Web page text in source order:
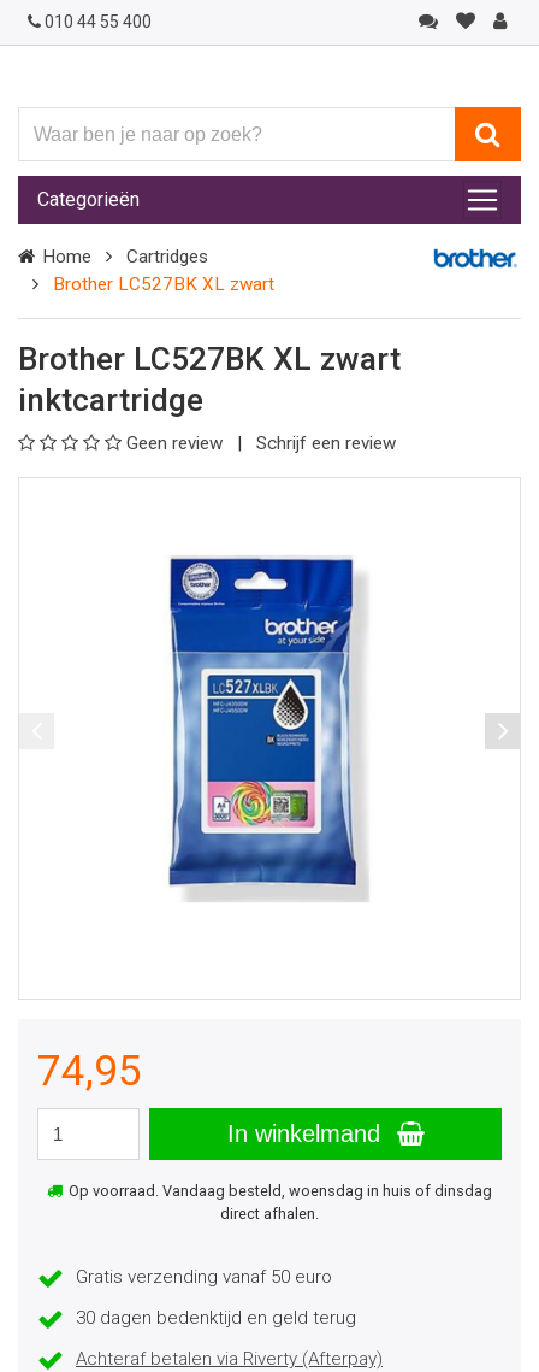
010 44 55 400
ben
je
naar
op
zoek?
Categorieën
Home
Cartridges
Brother LC527BK XL zwart
Brother LC527BK XL zwart
inktcartridge
Geen review Schrijf een review
74,95
In winkelmand
Op voorraad. Vandaag besteld, woensdag in huis of dinsdag
direct afhalen.
Gratis verzending vanaf 50 euro
30 dagen bedenktijd en geld terug
Achteraf betalen via Riverty (Afterpay)